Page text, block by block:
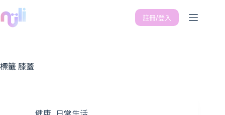
註冊/登入
標籤 膝蓋